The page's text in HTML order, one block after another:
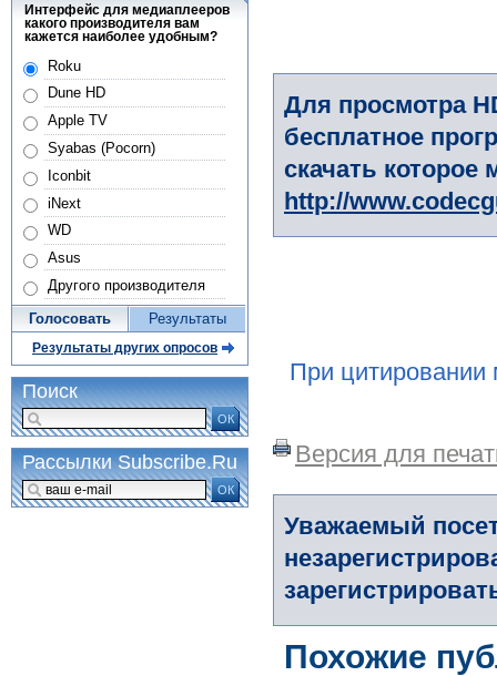
Для просмотра
бесплатное
скачать
http://
При цитировании
Версия для
Уважаемый
Похожие
Интерфейс для медиаплееров
какого производителя вам
кажется наиболее удобным?
Roku
Dune HD
Apple TV
Syabas (Pocorn)
Iconbit
iNext
WD
Asus
Другого производителя
Голосовать Результаты
Результаты других опросов
Поиск
ОК
Рассылки Subscribe.Ru
ОК